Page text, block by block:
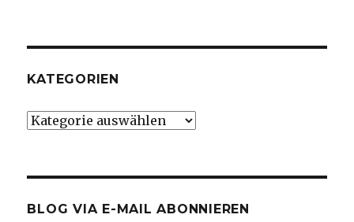
KATEGORIEN
Kategorien
BLOG VIA E-MAIL ABONNIEREN